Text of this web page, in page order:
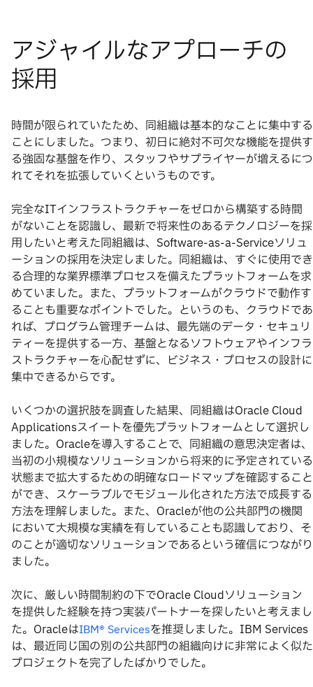
時間が限られていたため、同組織は基本的なことに集中する
ことにしました。つまり、初日に絶対不可欠な機能を提供す
る強固な基盤を作り、スタッフやサプライヤーが増えるにつ
れてそれを拡張していくというものです。
完全なITインフラストラクチャーをゼロから構築する時間
がないことを認識し、最新で将来性のあるテクノロジーを採
用したいと考えた同組織は、Software-as-a-Serviceソリュ
ーションの採用を決定しました。同組織は、すぐに使用でき
る合理的な業界標準プロセスを備えたプラットフォームを求
めていました。また、プラットフォームがクラウドで動作す
ることも重要なポイントでした。というのも、クラウドであ
れば、プログラム管理チームは、最先端のデータ・セキュリ
ティーを提供する一方、基盤となるソフトウェアやインフラ
ストラクチャーを心配せずに、ビジネス・プロセスの設計に
集中できるからです。
いくつかの選択肢を調査した結果、同組織はOracle Cloud
Applicationsスイートを優先プラットフォームとして選択し
ました。Oracleを導入することで、同組織の意思決定者は、
当初の小規模なソリューションから将来的に予定されている
状態まで拡大するための明確なロードマップを確認すること
ができ、スケーラブルでモジュール化された方法で成長する
方法を理解しました。また、Oracleが他の公共部門の機関
において大規模な実績を有していることも認識しており、そ
のことが適切なソリューションであるという確信につながり
ました。
次に、厳しい時間制約の下でOracle Cloudソリューション
を提供した経験を持つ実装パートナーを探したいと考えまし
た。OracleはIBM® Servicesを推奨しました。IBM Services
は、最近同じ国の別の公共部門の組織向けに非常によく似た
プロジェクトを完了したばかりでした。